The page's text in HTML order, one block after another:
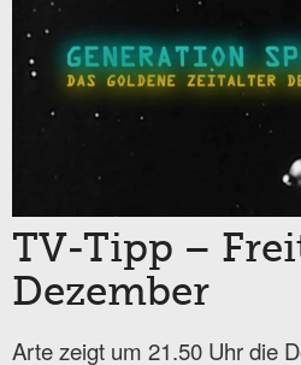
TV-Tipp –
Dezember
Arte zeigt um 21.50 Uhr die